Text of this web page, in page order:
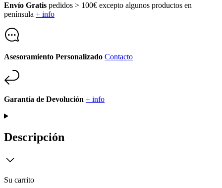
Envío Gratis pedidos > 100€ excepto algunos productos en
península + info
Asesoramiento Personalizado Contacto
Garantía de Devolución + info
Descripción
Su carrito